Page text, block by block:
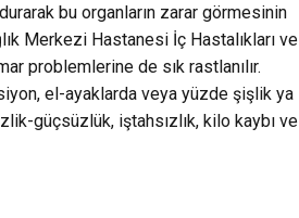
bu organların zarar görmesinin
Merkezi Hastanesi İç Hastalıkları ve
problemlerine de sık rastlanılır.
el-ayaklarda veya yüzde şişlik ya
güçsüzlük, iştahsızlık, kilo kaybı ve